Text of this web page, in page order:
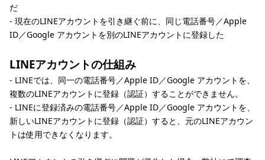
だ
- 現在のLINEアカウントを引き継ぐ前に、同じ電話番号／Apple
ID／Google アカウントを別のLINEアカウントに登録した
LINEアカウントの仕組み
- LINEでは、同一の電話番号／Apple ID／Google アカウントを、
複数のLINEアカウントに登録（認証）することができません。
- LINEに登録済みの電話番号／Apple ID／Google アカウントを、
新しいLINEアカウントに登録（認証）すると、元のLINEアカウン
トは使用できなくなります。